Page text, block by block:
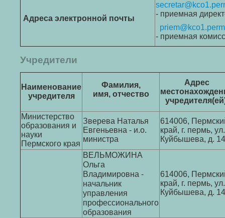
Адреса электронной почты
- приемная
- приемная
Учредители
Наименование
учредителя
Фамилия,
имя, отчество
Адрес
Министерство
образования и
науки
Пермского края
Зверева Наталья
Евгеньевна - и.о.
министра
614006,
край, г. пермь, ул.
Куйбышева, д. 14
ВЕЛЬМОЖИНА
Ольга
Владимировна -
начальник
управления
профессионального
образования
614006,
край, г. пермь, ул.
Куйбышева, д. 14